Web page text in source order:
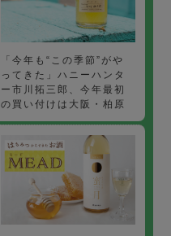
「今年も“この季節”がや
ってきた」ハニーハンタ
ー市川拓三郎、今年最初
の買い付けは大阪・柏原